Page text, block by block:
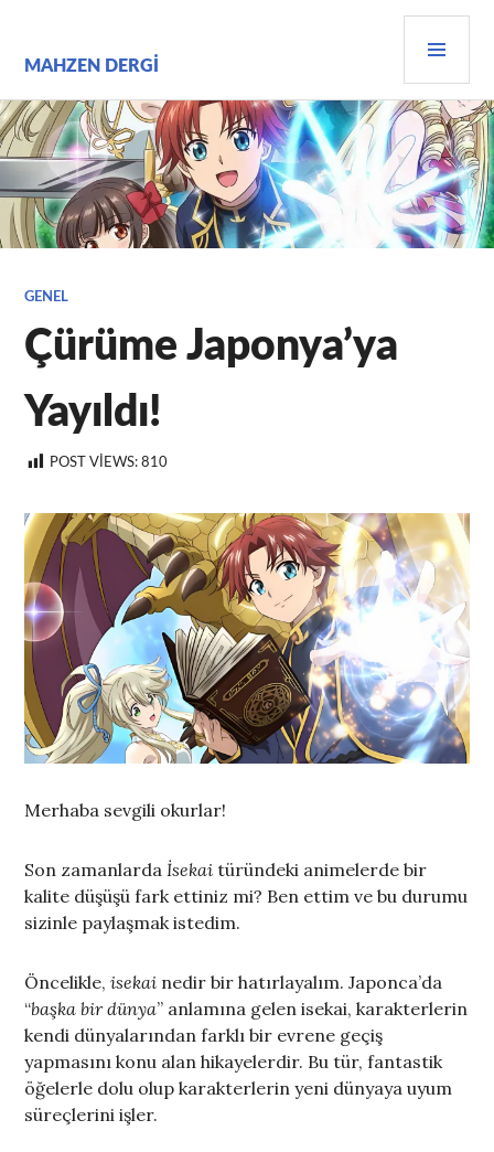
MAHZEN DERGI
GENEL
Çürüme Japonya’ya
Yayıldı!
POST VIEWS: 810
Merhaba sevgili okurlar!
Son zamanlardaİsekaitüründeki animelerde bir
kalite düşüşü fark ettiniz mi? Ben ettim ve bu durumu
sizinle paylaşmak istedim.
Öncelikle,isekai nedir bir hatırlayalım. Japonca’da
“başka bir dünya” anlamına gelen isekai, karakterlerin
kendi dünyalarından farklı bir evrene geçiş
yapmasını konu alan hikayelerdir. Bu tür, fantastik
öğelerle dolu olup karakterlerin yeni dünyaya uyum
süreçlerini işler.